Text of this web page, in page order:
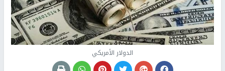
الدولار الأمريكي